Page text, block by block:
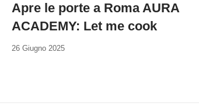
Apre le porte a Roma AURA
ACADEMY: Let me cook
26 Giugno 2025